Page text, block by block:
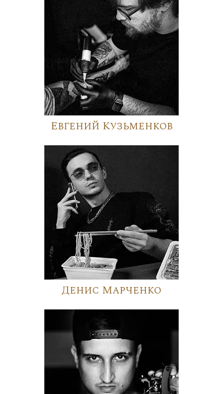
Евгений Кузьменков
Денис Марченко